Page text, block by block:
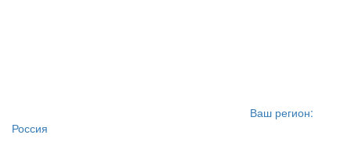
Ваш регион:
Россия